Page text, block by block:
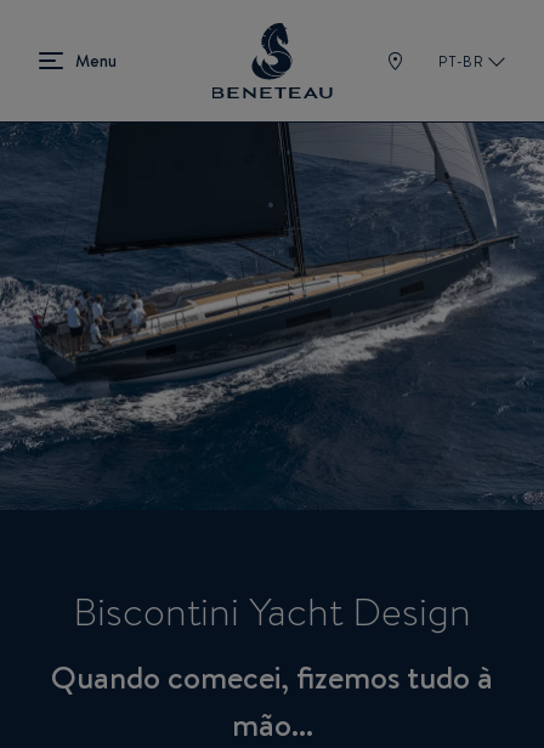
PT-BR
Biscontini Yacht Design
Quando comecei, fizemos tudo à
mão...